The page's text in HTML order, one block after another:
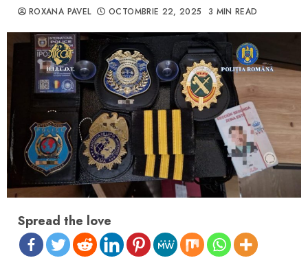
ROXANA PAVEL OCTOMBRIE 22, 2025 3 MIN READ
Spread the love